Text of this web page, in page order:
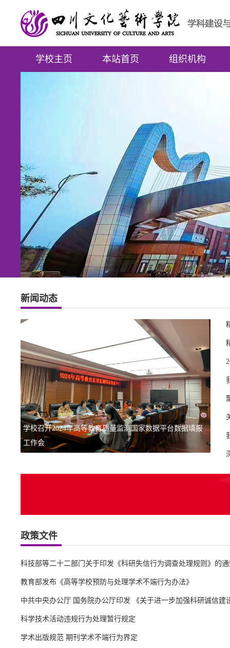
本站首页 组织机构
学校主页
新闻动态
学校召开2024年高等教育质量监测国家数据平台数据填报
工作会
政策文件
科技部等二十二部门关于印发《科研失信行为调查处理规则》的
教育部发布《高等学校预防与处理学术不端行为办法》
中共中央办公厅 国务院办公厅印发 《关于进一步加强科研诚信建
科学技术活动违规行为处理暂行规定
学术出版规范 期刊学术不端行为界定